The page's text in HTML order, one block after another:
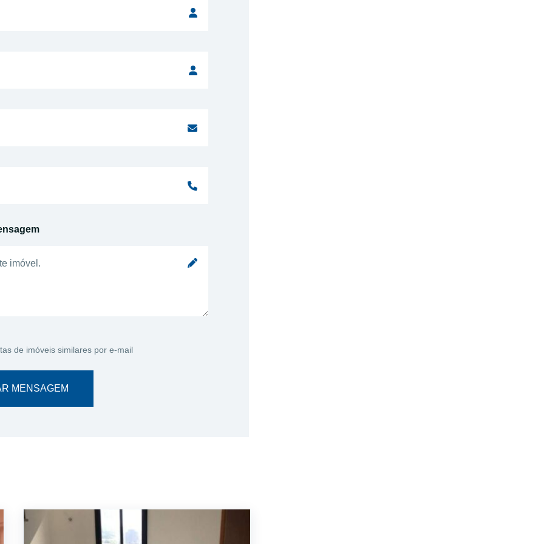
de imóveis similares por e-mail
MENSAGEM